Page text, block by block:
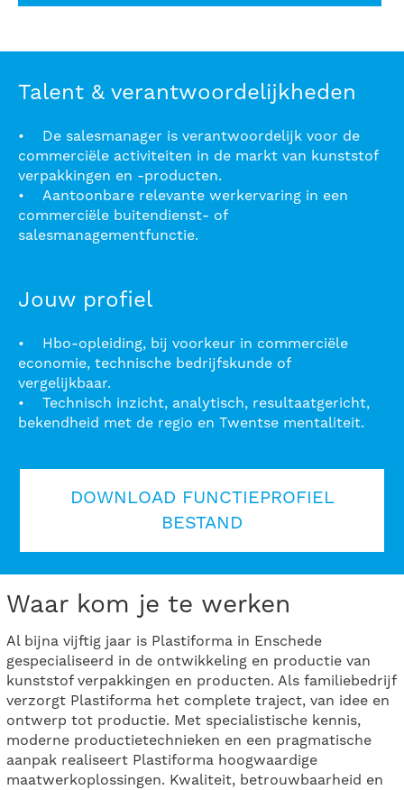
Talent & verantwoordelijkheden
• De salesmanager is verantwoordelijk voor de
commerciële activiteiten in de markt van kunststof
verpakkingen en -producten.
• Aantoonbare relevante werkervaring in een
commerciële buitendienst- of
salesmanagementfunctie.
Jouw profiel
• Hbo-opleiding, bij voorkeur in commerciële
economie, technische bedrijfskunde of
vergelijkbaar.
• Technisch inzicht, analytisch, resultaatgericht,
bekendheid met de regio en Twentse mentaliteit.
DOWNLOAD FUNCTIEPROFIEL
BESTAND
Waar kom je te werken
Al bijna vijftig jaar is Plastiforma in Enschede
gespecialiseerd in de ontwikkeling en productie van
kunststof verpakkingen en producten. Als familiebedrijf
verzorgt Plastiforma het complete traject, van idee en
ontwerp tot productie. Met specialistische kennis,
moderne productietechnieken en een pragmatische
aanpak realiseert Plastiforma hoogwaardige
maatwerkoplossingen. Kwaliteit, betrouwbaarheid en